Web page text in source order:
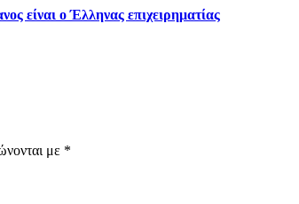
είναι ο Έλληνας επιχειρηματίας
με *